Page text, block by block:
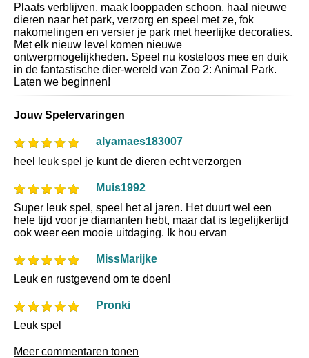
Plaats verblijven, maak looppaden schoon, haal nieuwe
dieren naar het park, verzorg en speel met ze, fok
nakomelingen en versier je park met heerlijke decoraties.
Met elk nieuw level komen nieuwe
ontwerpmogelijkheden. Speel nu kosteloos mee en duik
in de fantastische dier-wereld van Zoo 2: Animal Park.
Laten we beginnen!
Jouw Spelervaringen
alyamaes183007
heel leuk spel je kunt de dieren echt verzorgen
Muis1992
Super leuk spel, speel het al jaren. Het duurt wel een
hele tijd voor je diamanten hebt, maar dat is tegelijkertijd
ook weer een mooie uitdaging. Ik hou ervan
MissMarijke
Leuk en rustgevend om te doen!
Pronki
Leuk spel
Meer commentaren tonen